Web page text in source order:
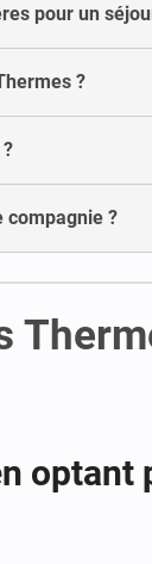
pour un
?
compagnie ?
optant